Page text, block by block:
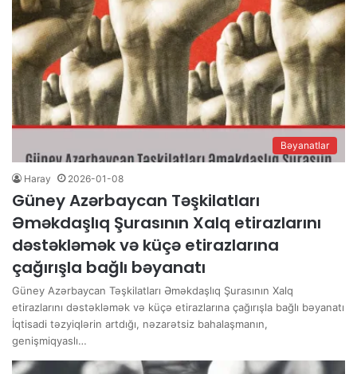
Bəyanatlar
Haray 2026-01-08
Güney Azərbaycan Təşkilatları
Əməkdaşlıq Şurasının Xalq etirazlarını
dəstəkləmək və küçə etirazlarına
çağırışla bağlı bəyanatı
Güney Azərbaycan Təşkilatları Əməkdaşlıq Şurasının Xalq
etirazlarını dəstəkləmək və küçə etirazlarına çağırışla bağlı bəyanatı
İqtisadi təzyiqlərin artdığı, nəzarətsiz bahalaşmanın,
genişmiqyaslı…